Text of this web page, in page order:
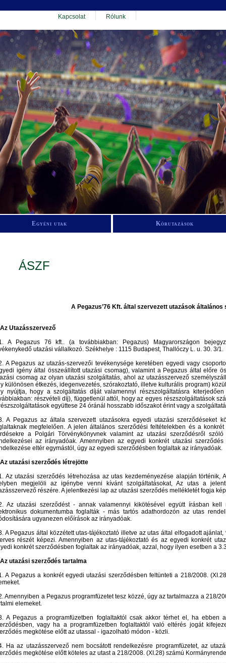
Kapcsolat Rólunk
Egyéni utak Körutazások
ÁSZF
A Pegazus’76 Kft. által szervezett utazások
Utazásszervező
A Pegazus 76 kft.. (a továbbiakban: Pegazus) Magyarországon
utazási vállalkozó. Székhelye : 1115 Budapest, Thallóczy L. u. 30. 3/1.
A Pegazus az utazás-szervezői tevékenysége keretében egyedi vagy
igény által összeállított utazási csomag), valamint a Pegazus által előre
csomag az olyan utazási szolgáltatás, ahol az utazásszervező
különösen étkezés, idegenvezetés, szórakoztató, illetve kulturális program)
nyújtja, hogy a szolgáltatás díját valamennyi részszolgáltatásra
részvételi díj), függetlenül attól, hogy az egyes részszolgáltatások
együttese 24 óránál hosszabb időszakot érint vagy a
A Pegazus az általa szervezett utazásokra egyedi utazási szerződéseket
megfelelően. A jelen általános szerződési feltételekben és a
a Polgári Törvénykönyvnek valamint az utazási szerződésről
az irányadóak. Amennyiben az egyedi konkrét utazási
eltér egymástól, úgy az egyedi szerződésben foglaltak az irányadóak.
utazási szerződés létrejötte
Az utazási szerződés létrehozása az utas kezdeményezése alapján történik,
megjelöli az igénybe venni kívánt szolgáltatásokat, Az utas a
részére. A jelentkezési lap az utazási szerződés mellékletét fogja
Az utazási szerződést - annak valamennyi kikötésével együtt írásban
dokumentumba foglalták - más tartós adathordozón az utas
ugyanezen előírások az irányadóak.
A Pegazus által közzétett utas-tájékoztató illetve az utas által elfogadott
részét képezi. Amennyiben az utas-tájékoztató és az egyedi konkrét
konkrét szerződésben foglaltak az irányadóak, azzal, hogy ilyen esetben a
utazási szerződés tartalma
A Pegazus a konkrét egyedi utazási szerződésben feltünteti a 218/2008.
Amennyiben a Pegazus programfüzetet tesz közzé, úgy az tartalmazza a 218/
elemeket.
A Pegazus a programfüzetben foglaltaktól csak akkor térhet el, ha ebben
vagy ha a programfüzetben foglaltaktól való eltérés jogát
megkötése előtt az utassal - igazolható módon - közli.
Ha az utazásszervező nem bocsátott rendelkezésre programfüzetet, az
megkötése előtt köteles az utast a 218/2008. (XI.28) számú